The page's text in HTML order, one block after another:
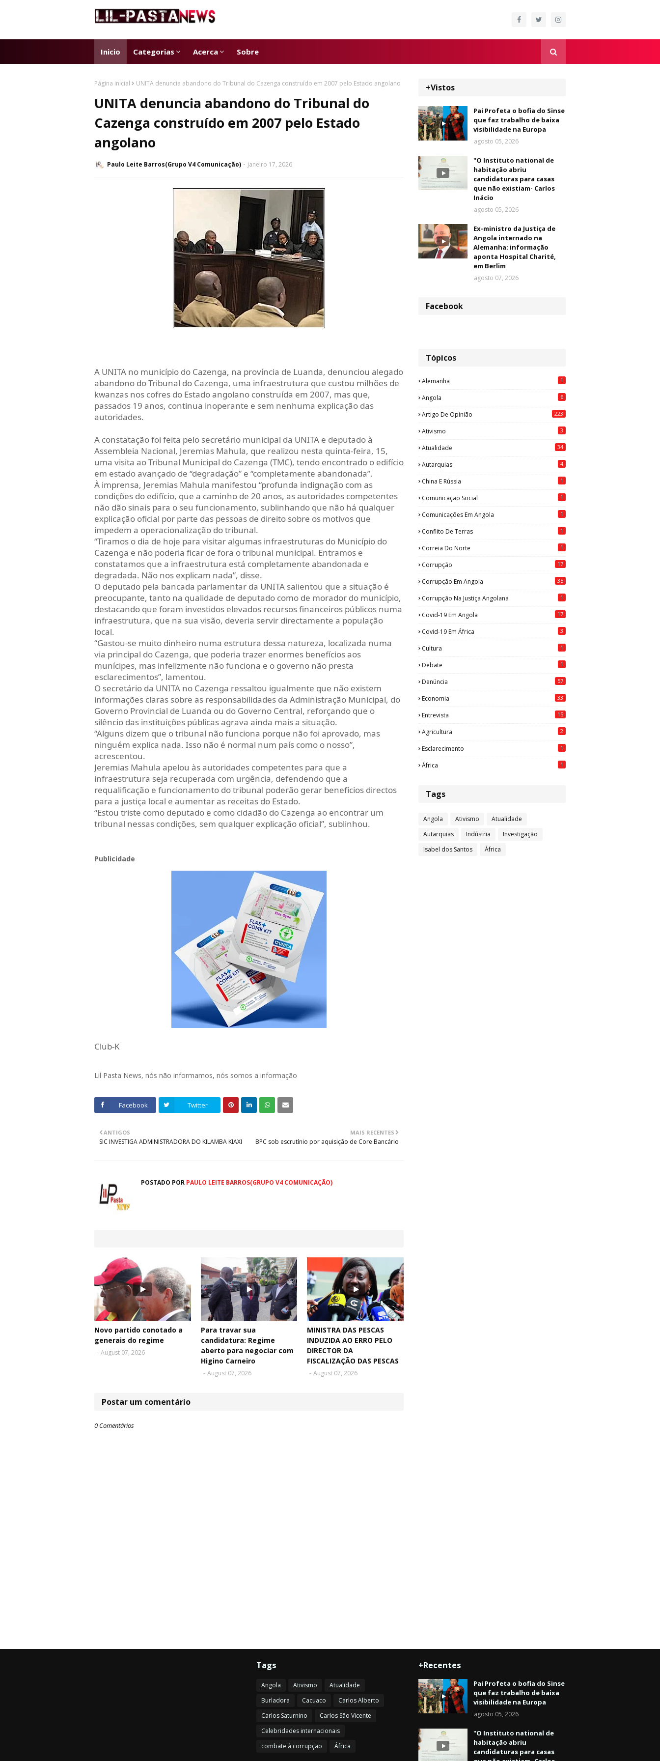
Inicio Categorias Acerca Sobre
Página inicial UNITA denuncia abandono do Tribunal do Cazenga construído em 2007 pelo Estado angolano
UNITA denuncia abandono do Tribunal do
Cazenga construído em 2007 pelo Estado
angolano
Paulo Leite Barros(Grupo V4 Comunicação) janeiro 17, 2026
A UNITA no município do Cazenga, na província de Luanda, denunciou alegado
abandono do Tribunal do Cazenga, uma infraestrutura que custou milhões de
kwanzas nos cofres do Estado angolano construída em 2007, mas que,
passados 19 anos, continua inoperante e sem nenhuma explicação das
autoridades.
A constatação foi feita pelo secretário municipal da UNITA e deputado à
Assembleia Nacional, Jeremias Mahula, que realizou nesta quinta-feira, 15,
uma visita ao Tribunal Municipal do Cazenga (TMC), tendo encontrado o edifício
em estado avançado de “degradação” e “completamente abandonada”.
À imprensa, Jeremias Mahula manifestou “profunda indignação com as
condições do edifício, que a caminho de 20 anos, as autoridades competentes
não dão sinais para o seu funcionamento, sublinhando que não há qualquer
explicação oficial por parte das pessoas de direito sobre os motivos que
impedem a operacionalização do tribunal.
“Tiramos o dia de hoje para visitar algumas infraestruturas do Município do
Cazenga e não poderia ficar de fora o tribunal municipal. Entramos e
constatamos que a infraestrutura está completamente abandonada e
degradada. Não nos explicam nada”, disse.
O deputado pela bancada parlamentar da UNITA salientou que a situação é
preocupante, tanto na qualidade de deputado como de morador do município,
destacando que foram investidos elevados recursos financeiros públicos numa
infraestrutura, que na sua visão, deveria servir directamente a população
local.
“Gastou-se muito dinheiro numa estrutura dessa natureza, localizada numa
via principal do Cazenga, que poderia trazer enormes benefícios aos
munícipes, mas infelizmente não funciona e o governo não presta
esclarecimentos”, lamentou.
O secretário da UNITA no Cazenga ressaltou igualmente que não existem
informações claras sobre as responsabilidades da Administração Municipal, do
Governo Provincial de Luanda ou do Governo Central, reforçando que o
silêncio das instituições públicas agrava ainda mais a situação.
“Alguns dizem que o tribunal não funciona porque não foi aprovado, mas
ninguém explica nada. Isso não é normal num país como o nosso”,
acrescentou.
Jeremias Mahula apelou às autoridades competentes para que a
infraestrutura seja recuperada com urgência, defendendo que a
requalificação e funcionamento do tribunal poderão gerar benefícios directos
para a justiça local e aumentar as receitas do Estado.
“Estou triste como deputado e como cidadão do Cazenga ao encontrar um
tribunal nessas condições, sem qualquer explicação oficial”, sublinhou.
Publicidade
Club-K
Lil Pasta News, nós não informamos, nós somos a informação
Facebook Twitter
MAIS RECENTES
BPC sob escrutínio por aquisição de Core Bancário
ANTIGOS
SIC INVESTIGA ADMINISTRADORA DO KILAMBA KIAXI
POSTADO POR PAULO LEITE BARROS(GRUPO V4 COMUNICAÇÃO)
Novo partido conotado a
generais do regime
- August 07, 2026
Para travar sua
candidatura: Regime
aberto para negociar com
Higino Carneiro
- August 07, 2026
MINISTRA DAS PESCAS
INDUZIDA AO ERRO PELO
DIRECTOR DA
FISCALIZAÇÃO DAS PESCAS
- August 07, 2026
Postar um comentário
0 Comentários
+Vistos
Pai Profeta o bofia do Sinse
que faz trabalho de baixa
visibilidade na Europa
agosto 05, 2026
"O Instituto national de
habitação abriu
candidaturas para casas
que não existiam- Carlos
Inácio
agosto 05, 2026
Ex-ministro da Justiça de
Angola internado na
Alemanha: informação
aponta Hospital Charité,
em Berlim
agosto 07, 2026
Facebook
Tópicos
Alemanha 1
Angola 6
Artigo De Opinião 223
Ativismo 3
Atualidade 34
Autarquias 4
China E Rússia 1
Comunicação Social 1
Comunicações Em Angola 1
Conflito De Terras 1
Correia Do Norte 1
Corrupção 17
Corrupção Em Angola 35
Corrupção Na Justiça Angolana 1
Covid-19 Em Angola 17
Covid-19 Em África 3
Cultura 1
Debate 1
Denúncia 57
Economia 33
Entrevista 15
Agricultura 2
Esclarecimento 1
África 1
Tags
Angola Ativismo
Atualidade
Autarquias
Indústria
Investigação
Isabel dos Santos
África
Tags
Angola Ativismo
Atualidade
Burladora
Cacuaco
Carlos Alberto
Carlos Saturnino
Carlos São Vicente
Celebridades internacionais
combate à corrupção
África
+Recentes
Pai Profeta o bofia do Sinse
que faz trabalho de baixa
visibilidade na Europa
agosto 05, 2026
"O Instituto national de
habitação abriu
candidaturas para casas